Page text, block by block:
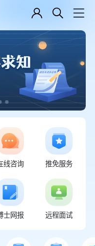
线咨询 推免服务
士网报 远程面试